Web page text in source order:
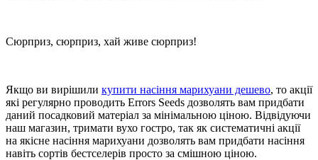
Сюрприз, сюрприз, хай живе сюрприз!
Якщо ви вирішили купити насіння марихуани дешево, то акції
які регулярно проводить Errors Seeds дозволять вам придбати
даний посадковий матеріал за мінімальною ціною. Відвідуючи
наш магазин, тримати вухо гостро, так як систематичні акції
на якісне насіння марихуани дозволять вам придбати насіння
навіть сортів бестселерів просто за смішною ціною.